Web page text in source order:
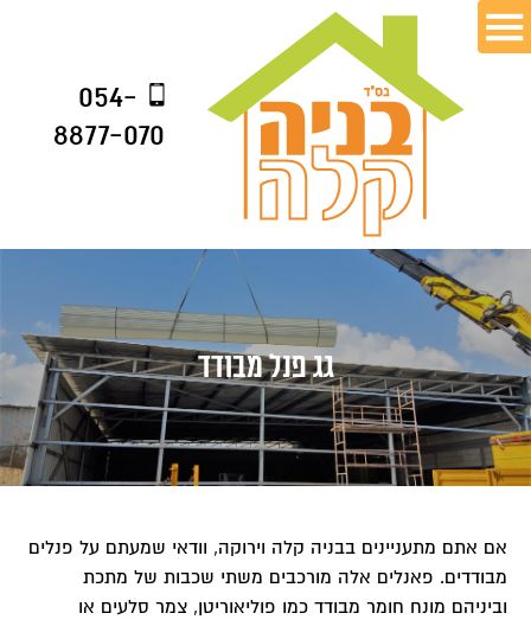
054-
8877-070
גג פנל מבודד
אם אתם מתעניינים בבניה קלה וירוקה, וודאי שמעתם על פנלים
מבודדים. פאנלים אלה מורכבים משתי שכבות של מתכת
וביניהם מונח חומר מבודד כמו פוליאוריטן, צמר סלעים או